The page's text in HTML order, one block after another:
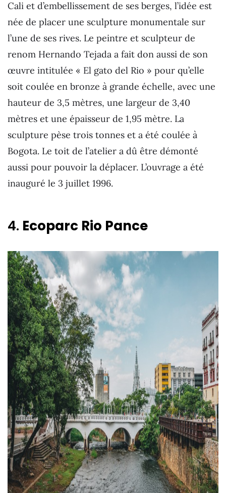
Cali et d’embellissement de ses berges, l’idée est
née de placer une sculpture monumentale sur
l’une de ses rives. Le peintre et sculpteur de
renom Hernando Tejada a fait don aussi de son
œuvre intitulée « El gato del Rio » pour qu’elle
soit coulée en bronze à grande échelle, avec une
hauteur de 3,5 mètres, une largeur de 3,40
mètres et une épaisseur de 1,95 mètre. La
sculpture pèse trois tonnes et a été coulée à
Bogota. Le toit de l’atelier a dû être démonté
aussi pour pouvoir la déplacer. L’ouvrage a été
inauguré le 3 juillet 1996.
4. Ecoparc Rio Pance